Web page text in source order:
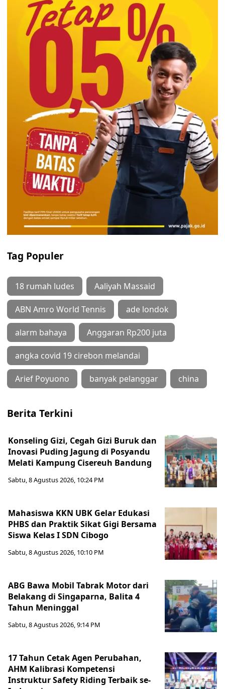
Tag Populer
18 rumah ludes Aaliyah Massaid
ABN Amro World Tennis ade londok
alarm bahaya Anggaran Rp200 juta
angka covid 19 cirebon melandai
Arief Poyuono banyak pelanggar china
Berita Terkini
Konseling Gizi, Cegah Gizi Buruk dan
Inovasi Puding Jagung di Posyandu
Melati Kampung Cisereuh Bandung
Sabtu, 8 Agustus 2026, 10:24 PM
Mahasiswa KKN UBK Gelar Edukasi
PHBS dan Praktik Sikat Gigi Bersama
Siswa Kelas I SDN Cibogo
Sabtu, 8 Agustus 2026, 10:10 PM
ABG Bawa Mobil Tabrak Motor dari
Belakang di Singaparna, Balita 4
Tahun Meninggal
Sabtu, 8 Agustus 2026, 9:14 PM
17 Tahun Cetak Agen Perubahan,
AHM Kalibrasi Kompetensi
Instruktur Safety Riding Terbaik se-